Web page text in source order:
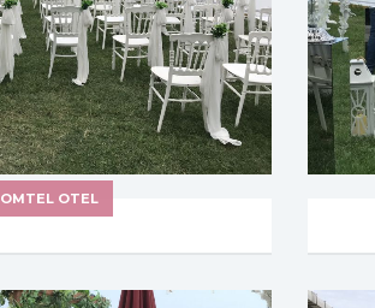
OMTEL OTEL